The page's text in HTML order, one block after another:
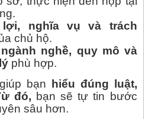
lợi, nghĩa vụ và trách
chủ hộ.
nghề, quy mô và
phù hợp.
bạn
hiểu đúng luật,
đó, bạn sẽ tự tin bước
sâu hơn.